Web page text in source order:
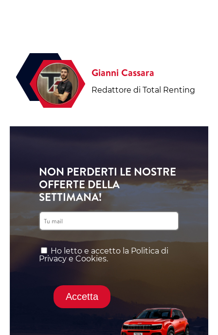
Gianni Cassara
Redattore di Total Renting
NON PERDERTI LE NOSTRE
OFFERTE DELLA
SETTIMANA!
Ho letto e accetto la Politica di
Privacy e Cookies.
Accetta